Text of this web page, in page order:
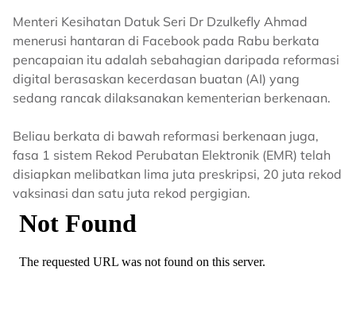
Menteri Kesihatan Datuk Seri Dr Dzulkefly Ahmad
menerusi hantaran di Facebook pada Rabu berkata
pencapaian itu adalah sebahagian daripada reformasi
digital berasaskan kecerdasan buatan (AI) yang
sedang rancak dilaksanakan kementerian berkenaan.
Beliau berkata di bawah reformasi berkenaan juga,
fasa 1 sistem Rekod Perubatan Elektronik (EMR) telah
disiapkan melibatkan lima juta preskripsi, 20 juta rekod
vaksinasi dan satu juta rekod pergigian.